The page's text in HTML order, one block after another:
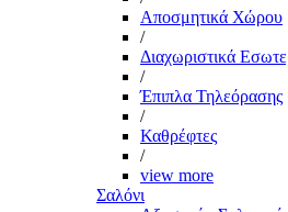
Αποσμητικά Χώρου
/
Διαχωριστικά
/
Έπιπλα Τηλεόρασης
/
Καθρέφτες
/
view more
Σαλόνι